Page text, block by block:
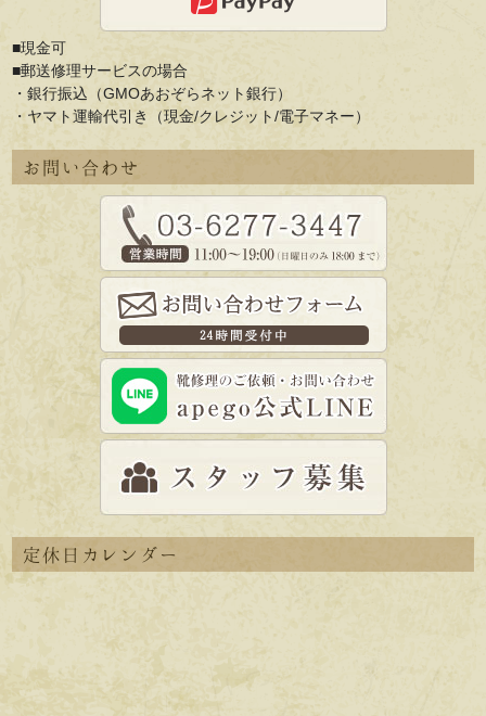
■現金可
■郵送修理サービスの場合
・銀行振込（GMOあおぞらネット銀行）
・ヤマト運輸代引き（現金/クレジット/電子マネー）
お問い合わせ
定休日カレンダー